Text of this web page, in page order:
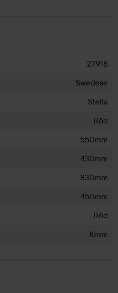
27918
Swedese
Stella
Röd
550mm
430mm
830mm
450mm
Röd
Krom